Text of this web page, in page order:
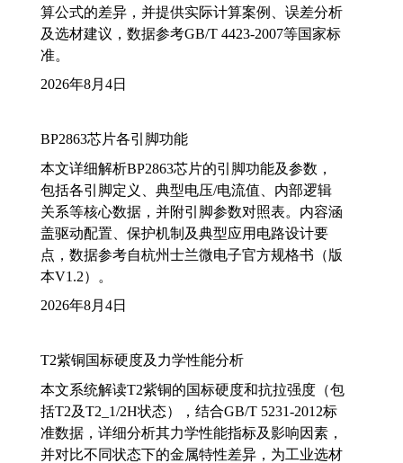
算公式的差异，并提供实际计算案例、误差分析
及选材建议，数据参考GB/T 4423-2007等国家标
准。
2026年8月4日
BP2863芯片各引脚功能
本文详细解析BP2863芯片的引脚功能及参数，
包括各引脚定义、典型电压/电流值、内部逻辑
关系等核心数据，并附引脚参数对照表。内容涵
盖驱动配置、保护机制及典型应用电路设计要
点，数据参考自杭州士兰微电子官方规格书（版
本V1.2）。
2026年8月4日
T2紫铜国标硬度及力学性能分析
本文系统解读T2紫铜的国标硬度和抗拉强度（包
括T2及T2_1/2H状态），结合GB/T 5231-2012标
准数据，详细分析其力学性能指标及影响因素，
并对比不同状态下的金属特性差异，为工业选材